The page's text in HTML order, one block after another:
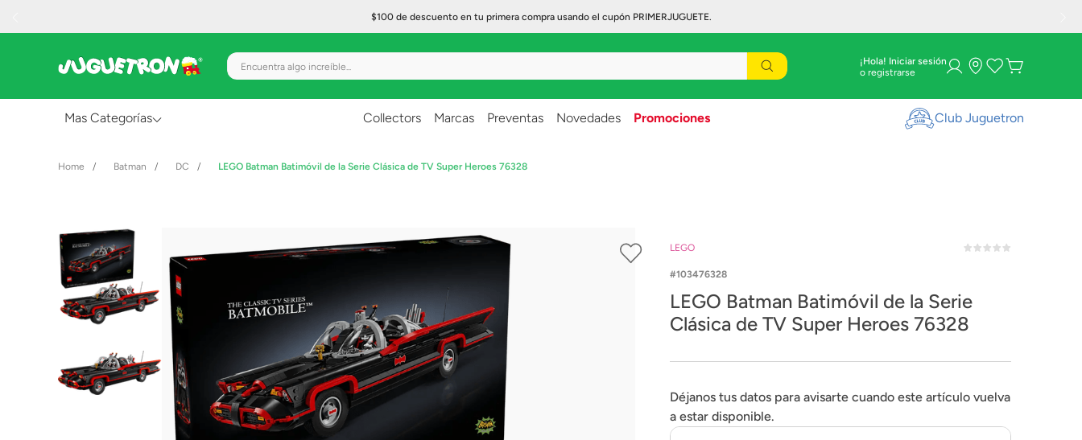
$100 de descuento en tu primera compra usando el cupón PRIMERJUGUETE.
Encuentra algo increíble... ¡Hola! Iniciar sesión
Mas Categorías
Creatividad y Arte
Figuras de Acción
Gadgets y Electrónicos
Juegos de Mesa
Lanzadores
Collectors Marcas Preventas Novedades Promociones Club Juguetron
Batman DC LEGO Batman Batimóvil de la Serie Clásica de TV Super Heroes 76328
LEGO
103476328
LEGO Batman Batimóvil de la Serie
Clásica de TV Super Heroes 76328
Déjanos tus datos para avisarte cuando este artículo vuelva
a estar disponible.